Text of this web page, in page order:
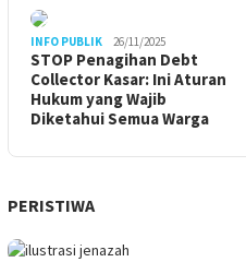
INFO PUBLIK 26/11/2025
STOP Penagihan Debt
Collector Kasar: Ini Aturan
Hukum yang Wajib
Diketahui Semua Warga
PERISTIWA